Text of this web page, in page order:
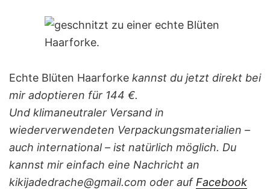
Echte Blüten Haarforke kannst du jetzt direkt bei
mir adoptieren für 144 €.
Und klimaneutraler Versand in
wiederverwendeten Verpackungsmaterialien –
auch international – ist natürlich möglich. Du
kannst mir einfach eine Nachricht an
kikijadedrache@gmail.com oder auf Facebook